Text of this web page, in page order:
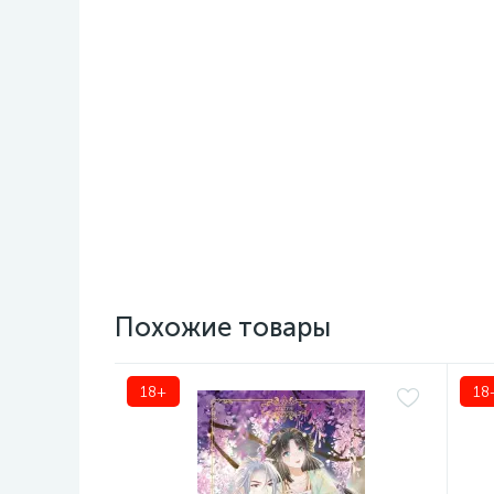
Похожие товары
18+